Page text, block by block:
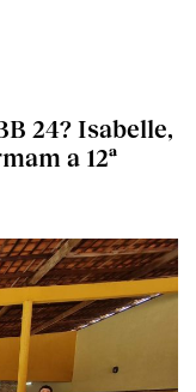
24? Isabelle,
a 12ª